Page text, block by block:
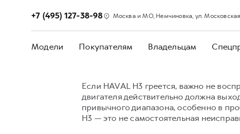
+7 (495) 127-38-98 Москва и МО, Немчиновка, ул.
Модели Покупателям Владельцам
Если HAVAL H3 греется, важно не
двигателя действительно должна
привычного диапазона, особенно в
H3 — это не самостоятельная